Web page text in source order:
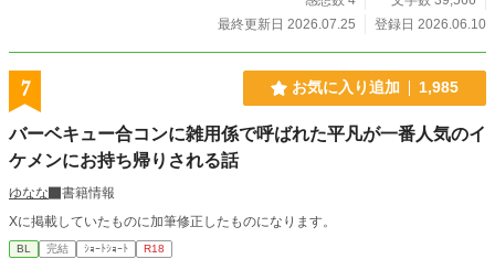
最終更新日 2026.07.25
登録日 2026.06.10
7 お気に入り追加 1,985
バーベキュー合コンに雑用係で呼ばれた平凡が一番人気のイ
ケメンにお持ち帰りされる話
ゆなな
書籍情報
Xに掲載していたものに加筆修正したものになります。
BL 完結 ｼｮｰﾄｼｮｰﾄ R18